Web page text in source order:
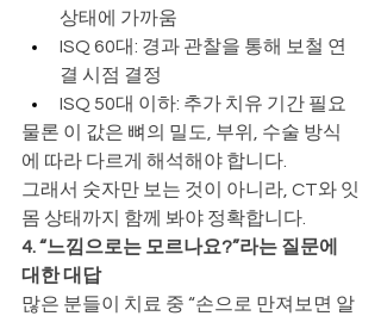
상태에 가까움
ISQ 60대: 경과 관찰을 통해 보철 연
결 시점 결정
ISQ 50대 이하: 추가 치유 기간 필요
물론 이 값은 뼈의 밀도, 부위, 수술 방식
에 따라 다르게 해석해야 합니다.
그래서 숫자만 보는 것이 아니라, CT와 잇
몸 상태까지 함께 봐야 정확합니다.
4. “느낌으로는 모르나요?”라는 질문에
대한 대답
많은 분들이 치료 중 “손으로 만져보면 알